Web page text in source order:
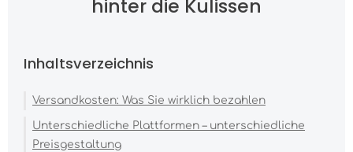
hinter die Kulissen
Inhaltsverzeichnis
Versandkosten: Was Sie wirklich bezahlen
Unterschiedliche Plattformen – unterschiedliche
Preisgestaltung